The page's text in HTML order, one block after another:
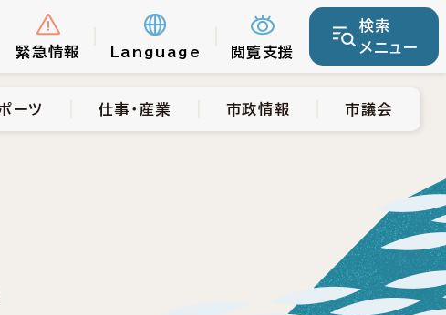
緊急情報 Language 閲覧支援
検索
メニュー
ーツ 市政情報 市議会
ーツ 仕事・産業 市政情報 市議会